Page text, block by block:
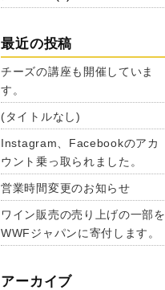
最近の投稿
チーズの講座も開催していま
す。
(タイトルなし)
Instagram、Facebookのアカ
ウント乗っ取られました。
営業時間変更のお知らせ
ワイン販売の売り上げの一部を
WWFジャパンに寄付します。
アーカイブ